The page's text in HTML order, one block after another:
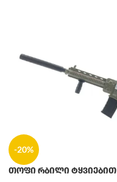
-20%
თოფი რბილი ტყვიებით